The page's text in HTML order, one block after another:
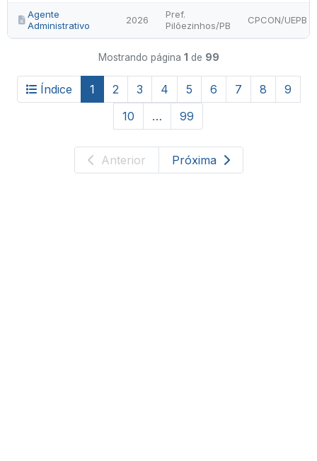
Agente
Administrativo
2026
Pref.
Pilõezinhos/PB
CPCON/UEPB
Mostrando página 1 de 99
Índice 1 2 3 4 5 6 7 8
9
10
… 99
Anterior Próxima